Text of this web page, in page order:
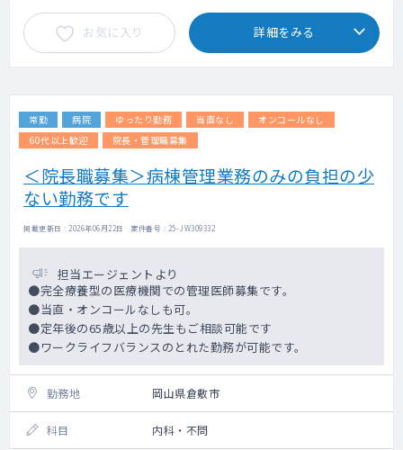
お気に入り 詳細をみる
常勤 病院 ゆったり勤務 当直なし
オンコールなし
60代以上歓迎
院長・管理職募集
＜院長職募集＞病棟管理業務のみの負担の少
ない勤務です
掲載更新日 : 2026年06月22日 案件番号 : 25-JW309332
担当エージェントより
●完全療養型の医療機関での管理医師募集です。
●当直・オンコールなしも可。
●定年後の65歳以上の先生もご相談可能です
●ワークライフバランスのとれた勤務が可能です。
勤務地 岡山県倉敷市
科目 内科・不問